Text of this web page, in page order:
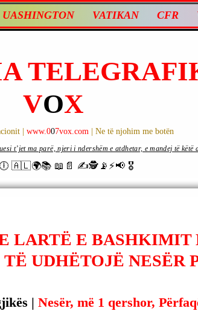
UASHINGTON VATIKAN CFR
VOX
| www.007vox.com | Ne të njohim me botën
🕕 🇦🇱🌍📚 📖📄 ✍🕵️📡⚡️📢 🎖
t’jet ma parë, njeri i ndershëm e atdhetar, e mandej të këtë
LARTË E BASHKIMIT
UDHËTOJË NESËR
| Nesër, më 1 qershor,